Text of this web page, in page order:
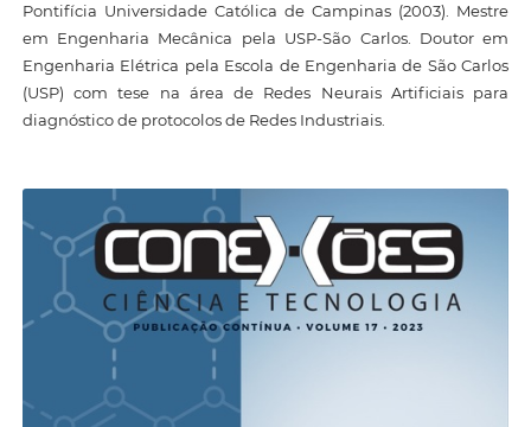
Pontifícia Universidade Católica de Campinas (2003). Mestre
em Engenharia Mecânica pela USP-São Carlos. Doutor em
Engenharia Elétrica pela Escola de Engenharia de São Carlos
(USP) com tese na área de Redes Neurais Artificiais para
diagnóstico de protocolos de Redes Industriais.